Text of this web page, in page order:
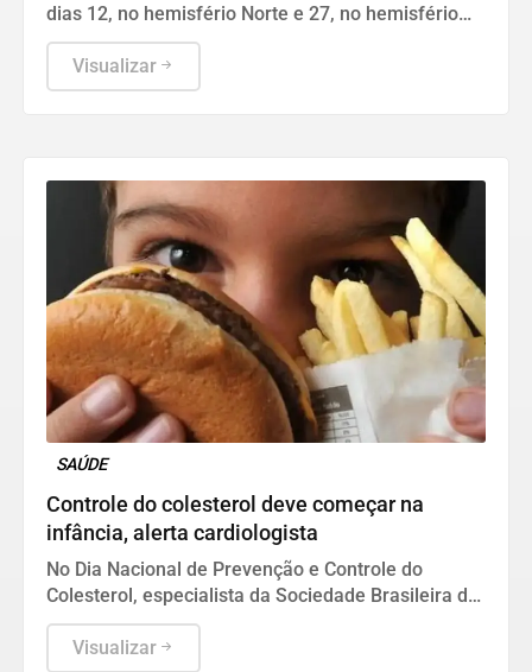
dias 12, no hemisfério Norte e 27, no hemisfério
Sul.
Visualizar
SAÚDE
Controle do colesterol deve começar na
infância, alerta cardiologista
No Dia Nacional de Prevenção e Controle do
Colesterol, especialista da Sociedade Brasileira de
Cardiologia recomenda exame preventivo aos 10
anos, alimentação equilibrada e atividade física.
Visualizar